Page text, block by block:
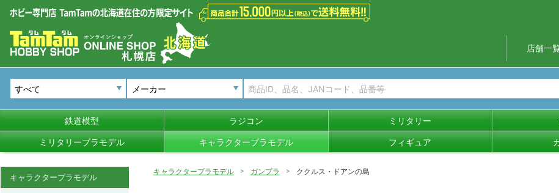
店舗一
メーカー
鉄道模型 ラジコン ミリタリー
ミリタリープラモデル キャラクタープラモデル フィギュア
キャラクタープラモデル ガンプラ ククルス・ドアンの島
キャラクタープラモデル